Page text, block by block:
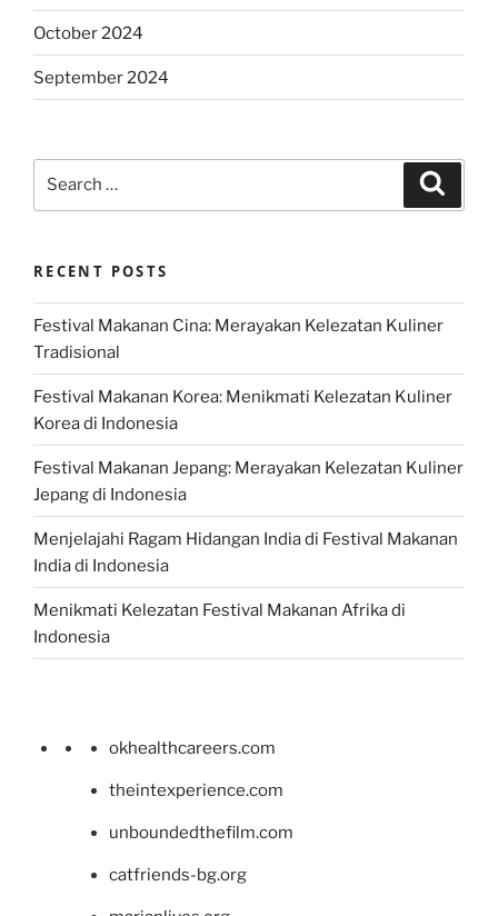
October 2024
September 2024
RECENT POSTS
Festival Makanan Cina: Merayakan Kelezatan Kuliner
Tradisional
Festival Makanan Korea: Menikmati Kelezatan Kuliner
Korea di Indonesia
Festival Makanan Jepang: Merayakan Kelezatan Kuliner
Jepang di Indonesia
Menjelajahi Ragam Hidangan India di Festival Makanan
India di Indonesia
Menikmati Kelezatan Festival Makanan Afrika di
Indonesia
okhealthcareers.com
theintexperience.com
unboundedthefilm.com
catfriends-bg.org